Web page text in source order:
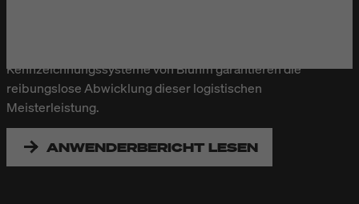
Kennzeichnungssysteme von Bluhm garantieren die
reibungslose Abwicklung dieser logistischen
Meisterleistung.
ANWENDERBERICHT LESEN